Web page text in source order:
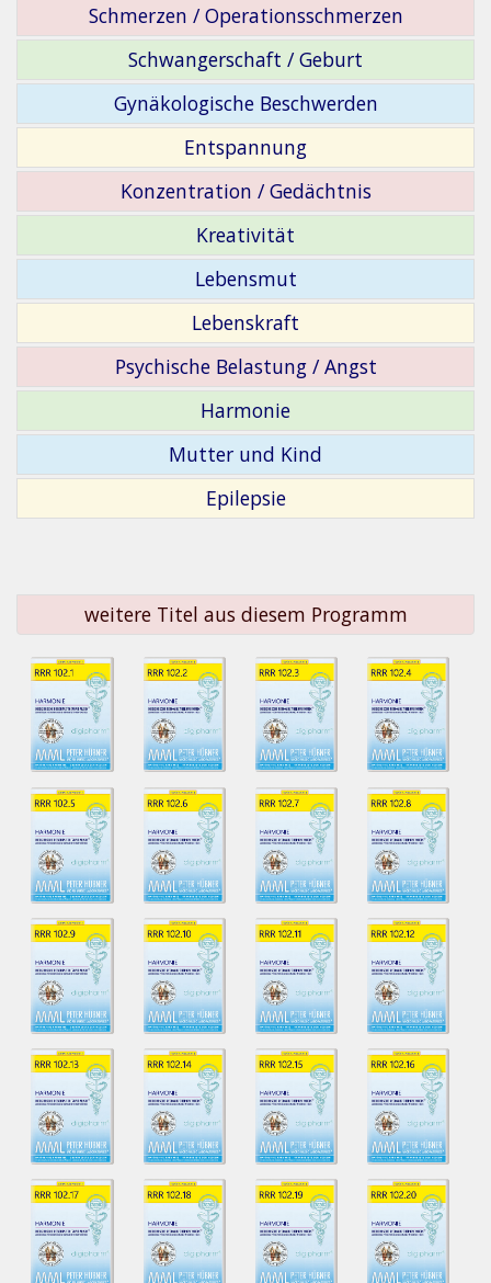
Schmerzen / Operationsschmerzen
Schwangerschaft / Geburt
Gynäkologische Beschwerden
Entspannung
Konzentration / Gedächtnis
Kreativität
Lebensmut
Lebenskraft
Psychische Belastung / Angst
Harmonie
Mutter und Kind
Epilepsie
weitere Titel aus diesem Programm